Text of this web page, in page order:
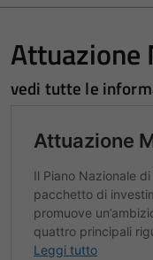
Attuazione
vedi tutte le